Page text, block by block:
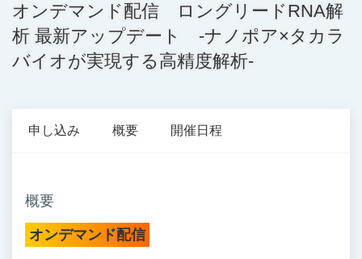
オンデマンド配信 ロングリードRNA解
析 最新アップデート -ナノポア×タカラ
バイオが実現する高精度解析-
申し込み 概要 開催日程
概要
オンデマンド配信